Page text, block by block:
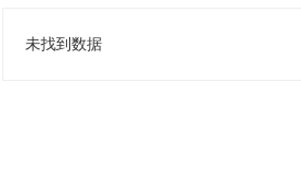
未找到数据